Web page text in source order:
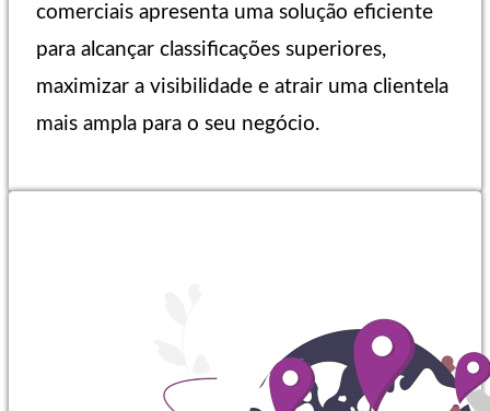
comerciais apresenta uma solução eficiente
para alcançar classificações superiores,
maximizar a visibilidade e atrair uma clientela
mais ampla para o seu negócio.